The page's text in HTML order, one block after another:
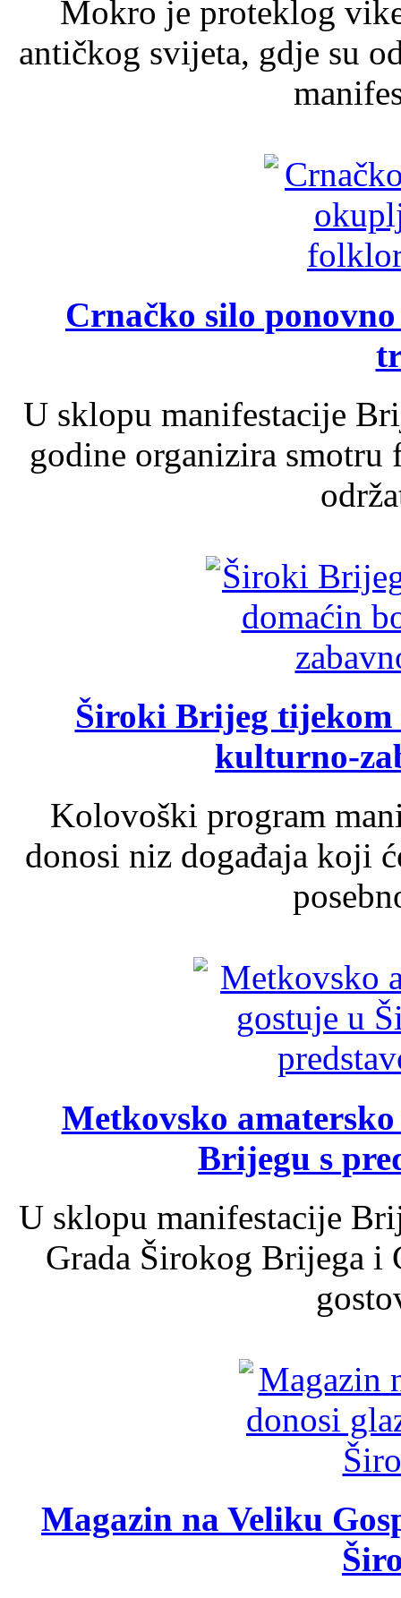
Mokro je proteklog
antičkog svijeta, gdje su
Crnačko silo
U sklopu manifestacije
godine organizira
Široki Brijeg tijekom
kulturno-
Kolovoški program
donosi niz događaja koji
Metkovsko
Brijegu s
U sklopu manifestacije
Grada Širokog Brijega
Magazin na Veliku